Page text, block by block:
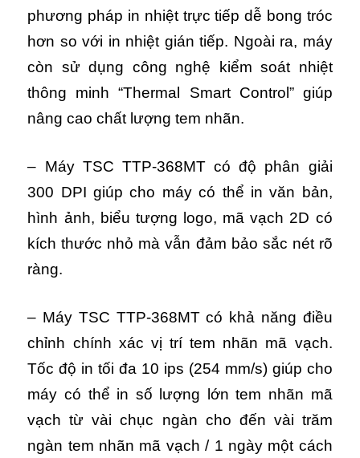
phương pháp in nhiệt trực tiếp dễ bong tróc
hơn so với in nhiệt gián tiếp. Ngoài ra, máy
còn sử dụng công nghệ kiểm soát nhiệt
thông minh “Thermal Smart Control” giúp
nâng cao chất lượng tem nhãn.
– Máy TSC TTP-368MT có độ phân giải
300 DPI giúp cho máy có thể in văn bản,
hình ảnh, biểu tượng logo, mã vạch 2D có
kích thước nhỏ mà vẫn đảm bảo sắc nét rõ
ràng.
– Máy TSC TTP-368MT có khả năng điều
chỉnh chính xác vị trí tem nhãn mã vạch.
Tốc độ in tối đa 10 ips (254 mm/s) giúp cho
máy có thể in số lượng lớn tem nhãn mã
vạch từ vài chục ngàn cho đến vài trăm
ngàn tem nhãn mã vạch / 1 ngày một cách